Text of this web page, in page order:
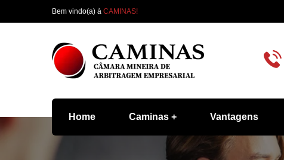
Bem vindo(a) à CAMINAS!
Home Caminas Vantagens